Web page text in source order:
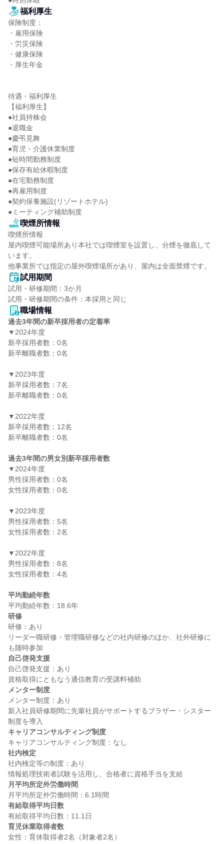
福利厚生
保険制度：
・雇用保険
・労災保険
・健康保険
・厚生年金
待遇・福利厚生
【福利厚生】
●社員持株会
●退職金
●慶弔見舞
●育児・介護休業制度
●短時間勤務制度
●保存有給休暇制度
●在宅勤務制度
●再雇用制度
●契約保養施設(リゾートホテル)
●ミーティング補助制度
喫煙所情報
喫煙所情報
屋内喫煙可能場所あり本社では喫煙室を設置し、分煙を徹底して
います。
他事業所では指定の屋外喫煙場所があり、屋内は全面禁煙です。
試用期間
試用・研修期間：3か月
職場情報
過去3年間の新卒採用者の定着率
▼2024年度
新卒採用者数：0名
新卒離職者数：0名
▼2023年度
新卒採用者数：7名
新卒離職者数：0名
▼2022年度
新卒採用者数：12名
新卒離職者数：0名
過去3年間の男女別新卒採用者数
▼2024年度
男性採用者数：0名
女性採用者数：0名
▼2023年度
男性採用者数：5名
女性採用者数：2名
▼2022年度
男性採用者数：8名
女性採用者数：4名
平均勤続年数
研修
研修：あり
リーダー職研修・管理職研修などの社内研修のほか、社外研修に
自己啓発支援
自己啓発支援：あり
メンター制度
メンター制度：あり
新入社員研修期間に先輩社員がサポートするブラザー・シスター
キャリアコンサルティング制度
社内検定
社内検定等の制度：あり
月平均所定外労働時間
有給取得平均日数
育児休業取得者数
女性：育休取得者2名（対象者2名）